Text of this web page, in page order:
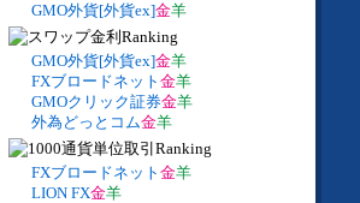
GMO外貨[外貨ex]金羊
GMO外貨[外貨ex]金羊
FXブロードネット 金羊
GMOクリック証券金羊
外為どっとコム金羊
FXブロードネット 金羊
LION FX金羊